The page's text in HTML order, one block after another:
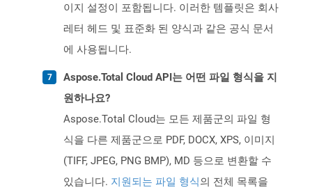
이지 설정이 포함됩니다. 이러한 템플릿은 회사
레터 헤드 및 표준화 된 양식과 같은 공식 문서
에 사용됩니다.
Aspose.Total Cloud API는 어떤 파일 형식을 지
원하나요?
Aspose.Total Cloud는 모든 제품군의 파일 형
식을 다른 제품군으로 PDF, DOCX, XPS, 이미지
(TIFF, JPEG, PNG BMP), MD 등으로 변환할 수
있습니다. 지원되는 파일 형식의 전체 목록을